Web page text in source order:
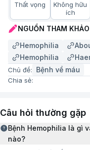
Nguyên nhân chính của
Những ai có nguy
Bệnh Hemophilia là
Thất vọng
Không hữu
ích
NGUỒN THAM KHẢO
Hemophilia
Hemophilia
Chủ đề: Bệnh về máu
Chia sẻ:
Câu hỏi thường gặp
Bệnh Hemophilia là gì
nào?